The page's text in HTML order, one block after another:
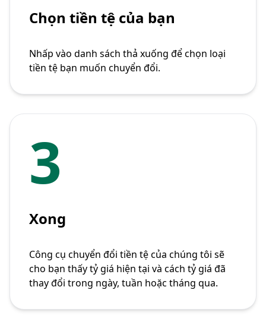
Chọn tiền tệ của bạn
Nhấp vào danh sách thả xuống để chọn loại
tiền tệ bạn muốn chuyển đổi.
3
Xong
Công cụ chuyển đổi tiền tệ của chúng tôi sẽ
cho bạn thấy tỷ giá hiện tại và cách tỷ giá đã
thay đổi trong ngày, tuần hoặc tháng qua.